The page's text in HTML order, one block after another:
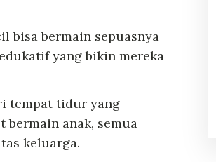
bisa bermain sepuasnya
yang bikin mereka
tempat tidur yang
bermain anak, semua
keluarga.